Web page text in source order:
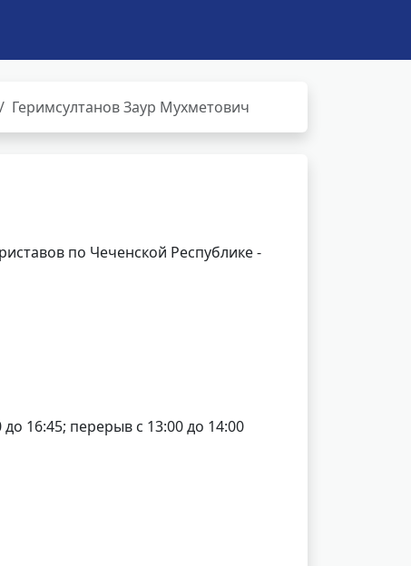
Геримсултанов Заур Мухметович
по Чеченской Республике -
16:45; перерыв с 13:00 до 14:00